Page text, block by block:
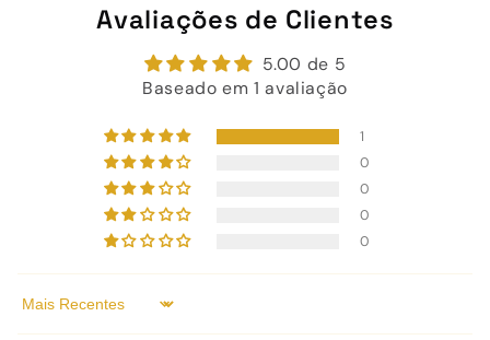
Avaliações de Clientes
5.00 de 5
Baseado em 1 avaliação
1
0
0
0
0
Sort by